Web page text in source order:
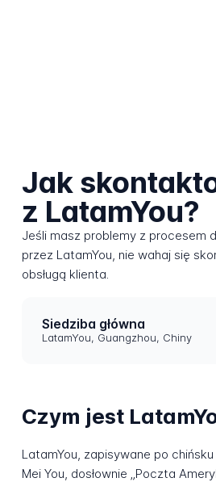
Jak
z LatamYou?
Jeśli masz problemy z procesem
przez LatamYou, nie wahaj się
obsługą klienta.
Siedziba główna
LatamYou, Guangzhou, Chiny
Czym jest
LatamYou, zapisywane po
Mei You, dosłownie „Poczta